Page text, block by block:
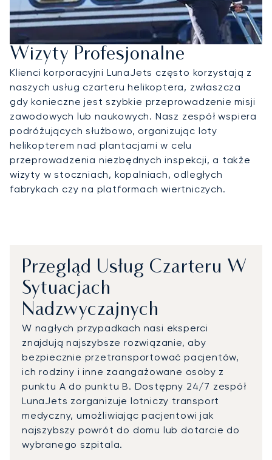
Wizyty Profesjonalne
Klienci korporacyjni LunaJets często korzystają z
naszych usług czarteru helikoptera, zwłaszcza
gdy konieczne jest szybkie przeprowadzenie misji
zawodowych lub naukowych. Nasz zespół wspiera
podróżujących służbowo, organizując loty
helikopterem nad plantacjami w celu
przeprowadzenia niezbędnych inspekcji, a także
wizyty w stoczniach, kopalniach, odległych
fabrykach czy na platformach wiertniczych.
Przegląd Usług Czarteru W
Sytuacjach
Nadzwyczajnych
W nagłych przypadkach nasi eksperci
znajdują najszybsze rozwiązanie, aby
bezpiecznie przetransportować pacjentów,
ich rodziny i inne zaangażowane osoby z
punktu A do punktu B. Dostępny 24/7 zespół
LunaJets zorganizuje lotniczy transport
medyczny, umożliwiając pacjentowi jak
najszybszy powrót do domu lub dotarcie do
wybranego szpitala.